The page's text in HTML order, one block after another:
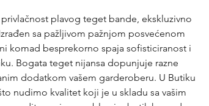
plavog teget bande, ekskluzivno
sa pažljivom pažnjom posvećenom
komad besprekorno spaja sofisticiranost i
Bogata teget nijansa dopunjuje razne
dodatkom vašem garderoberu. U Butiku
nudimo kvalitet koji je u skladu sa vašim